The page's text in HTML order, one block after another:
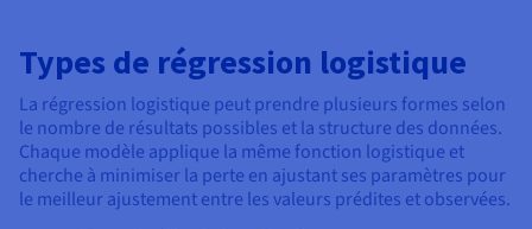
Types de régression logistique
La régression logistique peut prendre plusieurs formes selon
le nombre de résultats possibles et la structure des données.
Chaque modèle applique la même fonction logistique et
cherche à minimiser la perte en ajustant ses paramètres pour
le meilleur ajustement entre les valeurs prédites et observées.